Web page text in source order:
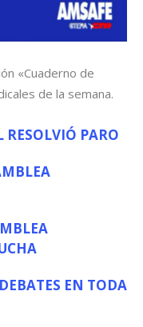
«Cuaderno de
de la semana.
PARO
EN TODA